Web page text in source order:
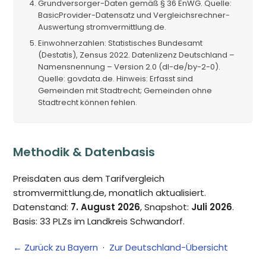
Grundversorger-Daten gemäß § 36 EnWG. Quelle:
BasicProvider-Datensatz und Vergleichsrechner-
Auswertung stromvermittlung.de.
Einwohnerzahlen: Statistisches Bundesamt
(Destatis), Zensus 2022. Datenlizenz Deutschland –
Namensnennung – Version 2.0 (dl-de/by-2-0).
Quelle: govdata.de. Hinweis: Erfasst sind
Gemeinden mit Stadtrecht; Gemeinden ohne
Stadtrecht können fehlen.
Methodik & Datenbasis
Preisdaten aus dem Tarifvergleich
stromvermittlung.de, monatlich aktualisiert.
Datenstand: 7. August 2026, Snapshot: Juli 2026.
Basis: 33 PLZs im Landkreis Schwandorf.
← Zurück zu Bayern · Zur Deutschland-Übersicht